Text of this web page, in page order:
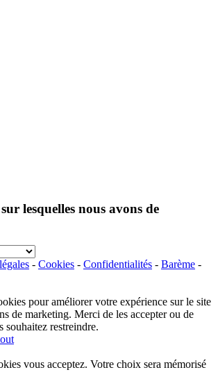
lesquelles nous avons de
- Cookies - Confidentialités - Barème -
pour améliorer votre expérience sur le site
de marketing. Merci de les accepter ou de
souhaitez restreindre.
vous acceptez. Votre choix sera mémorisé